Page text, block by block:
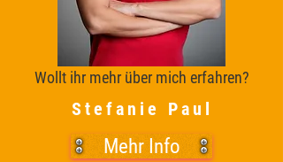
Wollt ihr mehr über mich erfahren?
Stefanie Paul
Mehr Info